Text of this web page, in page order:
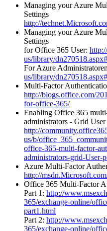
Managing your Azure
Settings
http://
Managing your Azure
Settings
for Office 365 User:
us/library/
For Azure Administratoren
us/library/
Multi-Factor
http://blogs.office.com/
for-office-365/
Enabling Office 365
administrators - Grid User
http://
us/b/
office-365-multi-factor-
administrators-grid-User-
Azure Multi-Factor
http://
Office 365 Multi-Factor
Part 1: http://
365/exchange-online/
part1.html
Part 2: http://
365/exchange-online/